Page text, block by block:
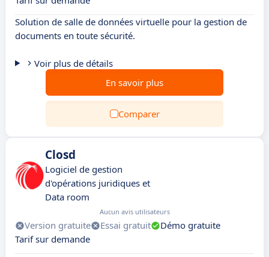
Solution de salle de données virtuelle pour la gestion de
documents en toute sécurité.
Voir plus de détails
En savoir plus
Comparer
Closd
Logiciel de gestion
d'opérations juridiques et
Data room
Aucun avis utilisateurs
Version gratuite Essai gratuit
Démo gratuite
Tarif sur demande